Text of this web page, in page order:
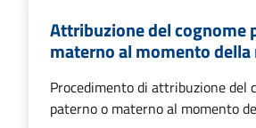
Attribuzione del cognome
materno al momento della
Procedimento di attribuzione del
paterno o materno al momento